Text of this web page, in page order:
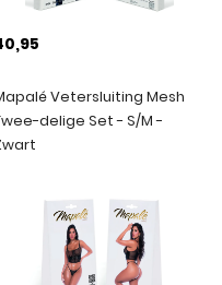
Vetersluiting Mesh
delige Set - S/M -